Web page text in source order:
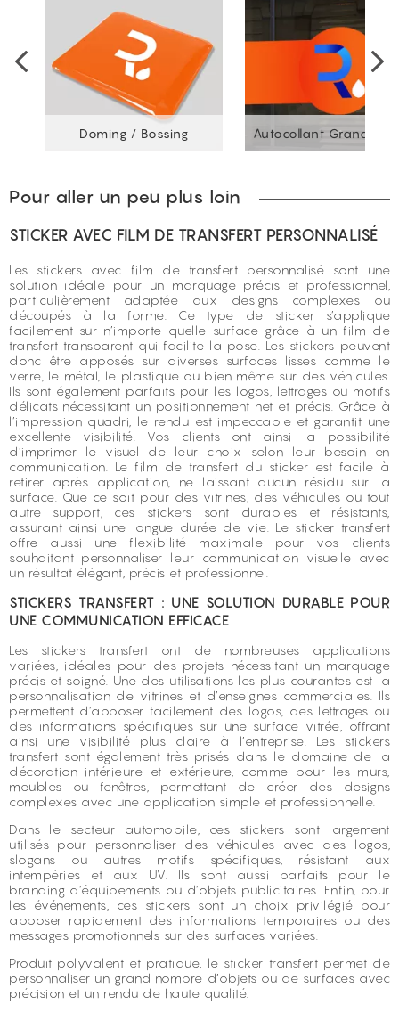
Doming / Bossing Autocollant Grand
Pour aller un peu plus loin
STICKER AVEC FILM DE TRANSFERT PERSONNALISÉ
Les stickers avec film de transfert personnalisé sont une
solution idéale pour un marquage précis et professionnel,
particulièrement adaptée aux designs complexes ou
découpés à la forme. Ce type de sticker s’applique
facilement sur n’importe quelle surface grâce à un film de
transfert transparent qui facilite la pose. Les stickers peuvent
donc être apposés sur diverses surfaces lisses comme le
verre, le métal, le plastique ou bien même sur des véhicules.
Ils sont également parfaits pour les logos, lettrages ou motifs
délicats nécessitant un positionnement net et précis. Grâce à
l’impression quadri, le rendu est impeccable et garantit une
excellente visibilité. Vos clients ont ainsi la possibilité
d’imprimer le visuel de leur choix selon leur besoin en
communication. Le film de transfert du sticker est facile à
retirer après application, ne laissant aucun résidu sur la
surface. Que ce soit pour des vitrines, des véhicules ou tout
autre support, ces stickers sont durables et résistants,
assurant ainsi une longue durée de vie. Le sticker transfert
offre aussi une flexibilité maximale pour vos clients
souhaitant personnaliser leur communication visuelle avec
un résultat élégant, précis et professionnel.
STICKERS TRANSFERT : UNE SOLUTION DURABLE POUR
UNE COMMUNICATION EFFICACE
Les stickers transfert ont de nombreuses applications
variées, idéales pour des projets nécessitant un marquage
précis et soigné. Une des utilisations les plus courantes est la
personnalisation de vitrines et d’enseignes commerciales. Ils
permettent d’apposer facilement des logos, des lettrages ou
des informations spécifiques sur une surface vitrée, offrant
ainsi une visibilité plus claire à l’entreprise. Les stickers
transfert sont également très prisés dans le domaine de la
décoration intérieure et extérieure, comme pour les murs,
meubles ou fenêtres, permettant de créer des designs
complexes avec une application simple et professionnelle.
Dans le secteur automobile, ces stickers sont largement
utilisés pour personnaliser des véhicules avec des logos,
slogans ou autres motifs spécifiques, résistant aux
intempéries et aux UV. Ils sont aussi parfaits pour le
branding d’équipements ou d’objets publicitaires. Enfin, pour
les événements, ces stickers sont un choix privilégié pour
apposer rapidement des informations temporaires ou des
messages promotionnels sur des surfaces variées.
Produit polyvalent et pratique, le sticker transfert permet de
personnaliser un grand nombre d’objets ou de surfaces avec
précision et un rendu de haute qualité.